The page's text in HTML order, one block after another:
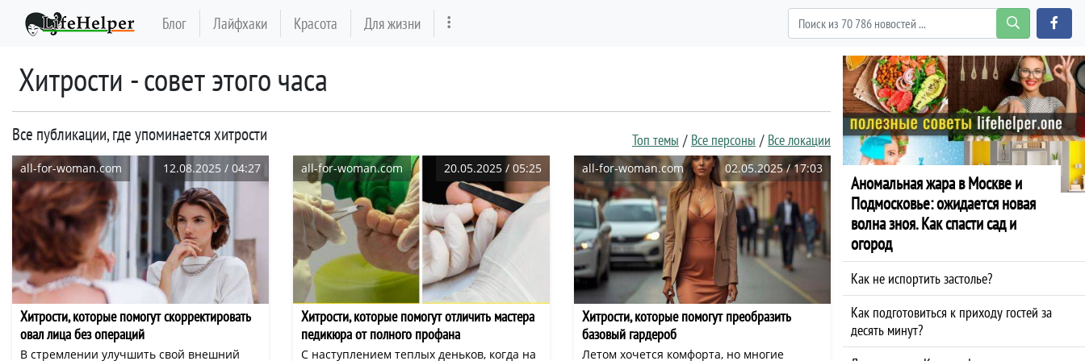
Блог Лайфхаки Красота Для жизни
хитрости - совет этого часа
Все публикации, где упоминается хитрости Топ темы Все персоны Все локации
all-for-woman.com 12.08.2025 / 04:27
Хитрости, которые помогут скорректировать
овал лица без операций
В стремлении улучшить свой внешний
all-for-woman.com 20.05.2025 / 05:25
Хитрости, которые помогут отличить мастера
педикюра от полного профана
С наступлением теплых деньков, когда на
all-for-woman.com 02.05.2025 / 17:03
Хитрости, которые помогут преобразить
базовый гардероб
Летом хочется комфорта, но многие
Аномальная жара в Москве и
Подмосковье: ожидается новая
волна зноя. Как спасти сад и
огород
Как не испортить застолье?
Как подготовиться к приходу гостей за
десять минут?